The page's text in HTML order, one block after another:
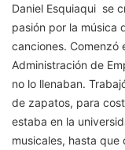
Daniel Esquiaqui se
pasión por la música
canciones. Comenzó
Administración de
no lo llenaban.
de zapatos, para
estaba en la
musicales, hasta